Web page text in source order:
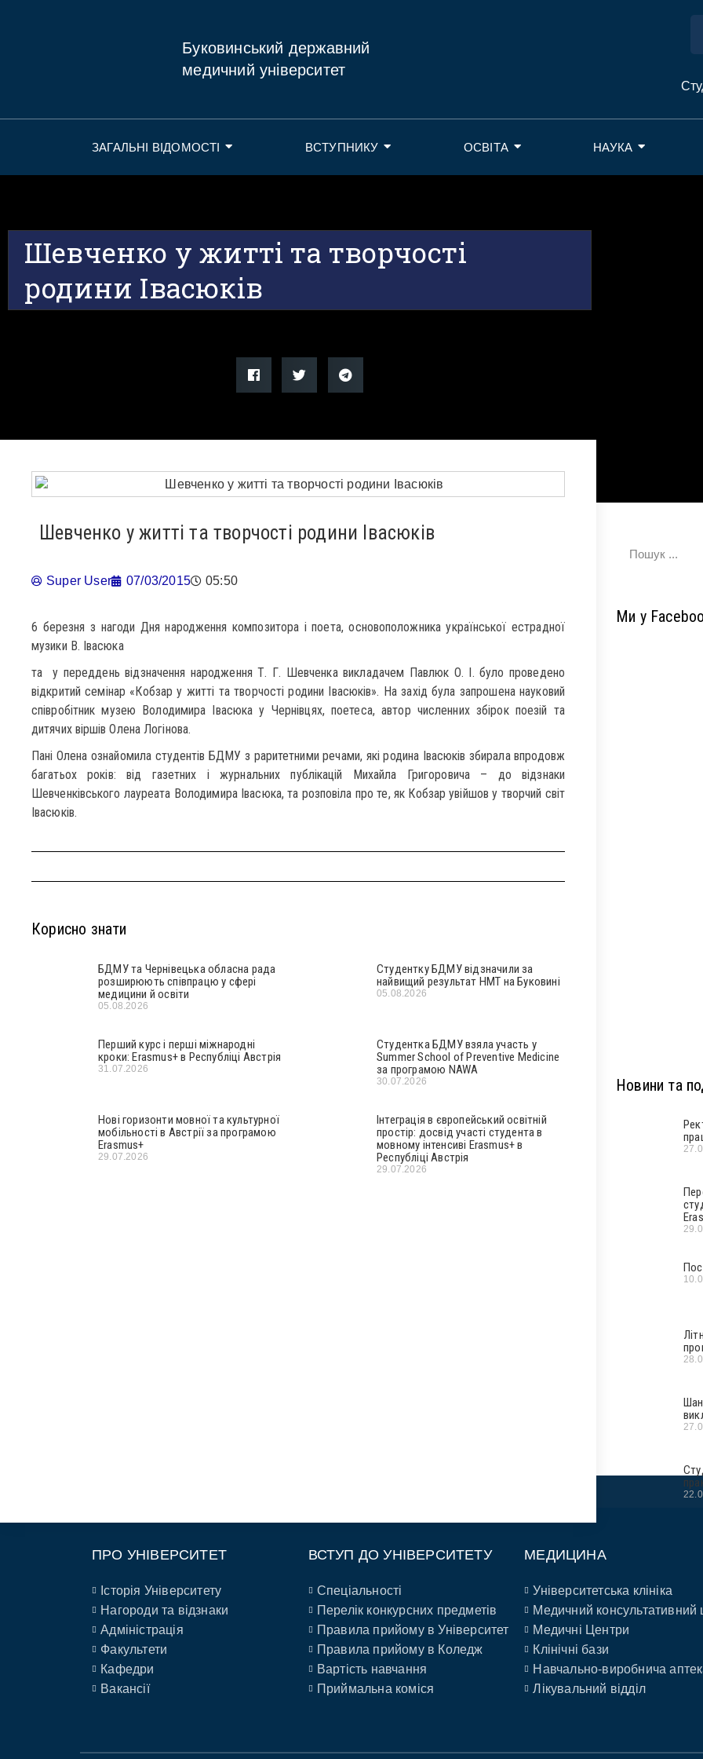
Буковинський державний
медичний університет
ЗАГАЛЬНІ ВІДОМОСТІ ВСТУПНИКУ ОСВІТА НАУКА
Шевченко у житті та творчості
родини Івасюків
Шевченко у житті та творчості родини Івасюків
Super User 07/03/2015 05:50
6 березня з нагоди Дня народження композитора і поета, основоположника української естрадної
музики В. Івасюка
та у переддень відзначення народження Т. Г. Шевченка викладачем Павлюк О. І. було проведено
відкритий семінар «Кобзар у житті та творчості родини Івасюків». На захід була запрошена науковий
співробітник музею Володимира Івасюка у Чернівцях, поетеса, автор численних збірок поезій та
дитячих віршів Олена Логінова.
Пані Олена ознайомила студентів БДМУ з раритетними речами, які родина Івасюків збирала впродовж
багатьох років: від газетних і журнальних публікацій Михайла Григоровича – до відзнаки
Шевченківського лауреата Володимира Івасюка, та розповіла про те, як Кобзар увійшов у творчий світ
Івасюків.
Корисно знати
БДМУ та Чернівецька обласна рада
розширюють співпрацю у сфері
медицини й освіти
05.08.2026
Студентку БДМУ відзначили за
найвищий результат НМТ на Буковині
05.08.2026
Перший курс і перші міжнародні
кроки: Erasmus+ в Республіці Австрія
31.07.2026
Студентка БДМУ взяла участь у
Summer School of Preventive Medicine
за програмою NAWA
30.07.2026
Нові горизонти мовної та культурної
мобільності в Австрії за програмою
Erasmus+
29.07.2026
Інтеграція в європейський освітній
простір: досвід участі студента в
мовному інтенсиві Erasmus+ в
Республіці Австрія
29.07.2026
Ми у
Новини та
ПРО УНІВЕРСИТЕТ
Історія Університету
Нагороди та відзнаки
Адміністрація
Факультети
Кафедри
Вакансії
ВСТУП ДО УНІВЕРСИТЕТУ
Спеціальності
Перелік конкурсних предметів
Правила прийому в Університет
Правила прийому в Коледж
Вартість навчання
Приймальна коміся
МЕДИЦИНА
Університетська клініка
Медичний консультативний
Медичні Центри
Клінічні бази
Навчально-виробнича
Лікувальний відділ